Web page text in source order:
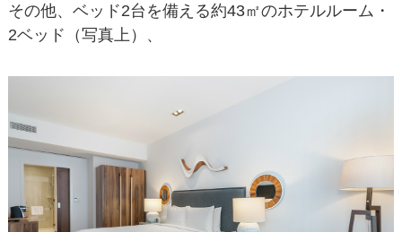
その他、ベッド2台を備える約43㎡のホテルルーム・
2ベッド（写真上）、